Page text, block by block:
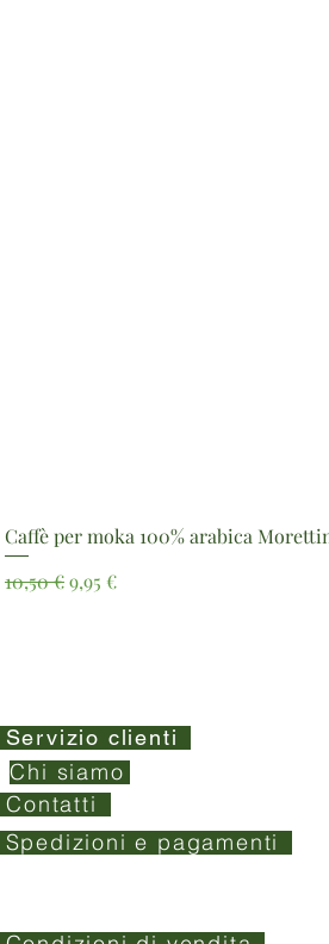
Caffè per moka 100% arabica
Prezzo regolare
10,50 €Prezzo scontato
9,95 €
Servizio clienti
Chi siamo
Contatti
Spedizioni e pagamenti